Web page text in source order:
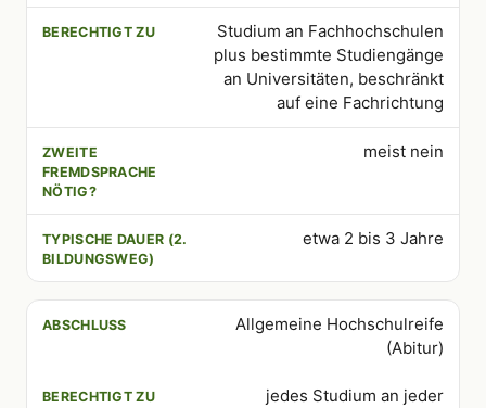
Studium an Fachhochschulen
plus bestimmte Studiengänge
an Universitäten, beschränkt
auf eine Fachrichtung
meist nein
etwa 2 bis 3 Jahre
Allgemeine Hochschulreife
(Abitur)
jedes Studium an jeder